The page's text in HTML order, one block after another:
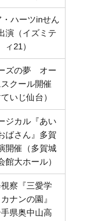
・ハーツinせん
演（イズミテ
ィ21）
ズの夢 オー
クール開催
ていじ仙台）
ジカル『あい
ばさん』多賀
開催（多賀城
館大ホール）
察『三愛学
ナンの園』
手県奥中山高